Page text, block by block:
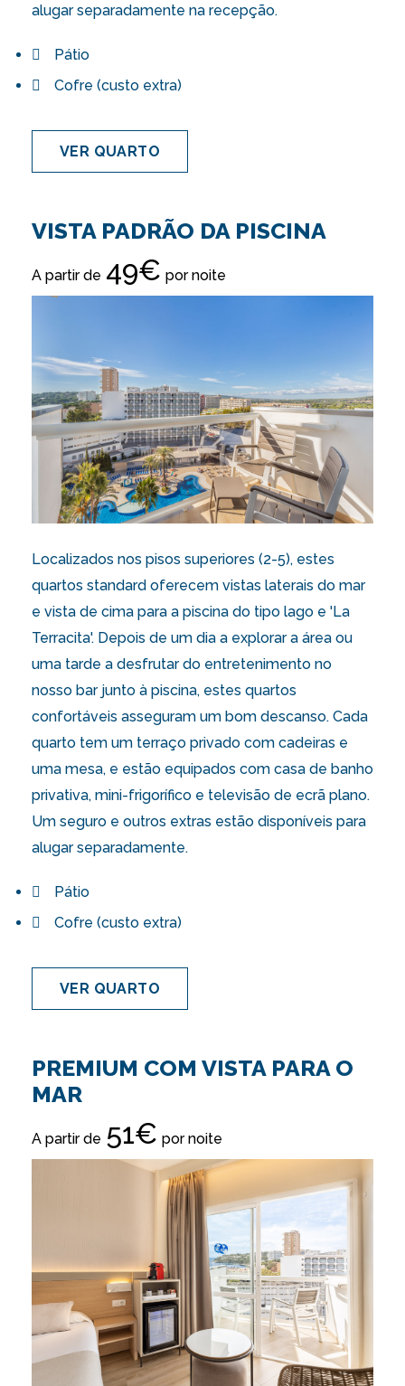
alugar separadamente na recepção.
Pátio
Cofre (custo extra)
VER QUARTO
VISTA PADRÃO DA PISCINA
A partir de 49€ por noite
Localizados nos pisos superiores (2-5), estes
quartos standard oferecem vistas laterais do mar
e vista de cima para a piscina do tipo lago e 'La
Terracita'. Depois de um dia a explorar a área ou
uma tarde a desfrutar do entretenimento no
nosso bar junto à piscina, estes quartos
confortáveis asseguram um bom descanso. Cada
quarto tem um terraço privado com cadeiras e
uma mesa, e estão equipados com casa de banho
privativa, mini-frigorífico e televisão de ecrã plano.
Um seguro e outros extras estão disponíveis para
alugar separadamente.
Pátio
Cofre (custo extra)
VER QUARTO
PREMIUM COM VISTA PARA O
MAR
A partir de 51€ por noite